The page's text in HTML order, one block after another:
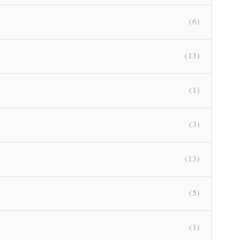
(6)
(13)
(1)
(3)
(13)
(5)
(1)